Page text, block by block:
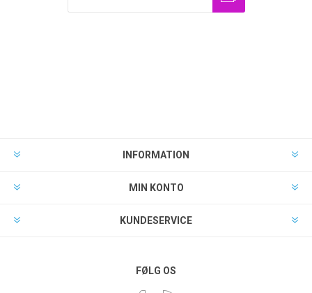
INFORMATION
MIN KONTO
KUNDESERVICE
FØLG OS